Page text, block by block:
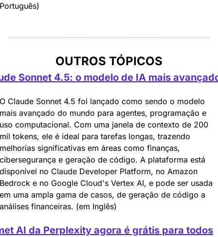
Português)
OUTROS TÓPICOS
Sonnet 4.5: o modelo de IA mais
O Claude Sonnet 4.5 foi lançado como sendo o modelo
mais avançado do mundo para agentes, programação e
uso computacional. Com uma janela de contexto de 200
mil tokens, ele é ideal para tarefas longas, trazendo
melhorias significativas em áreas como finanças,
cibersegurança e geração de código. A plataforma está
disponível no Claude Developer Platform, no Amazon
Bedrock e no Google Cloud's Vertex AI, e pode ser usada
em uma ampla gama de casos, de geração de código a
análises financeiras. (em Inglês)
AI da Perplexity agora é grátis para todos